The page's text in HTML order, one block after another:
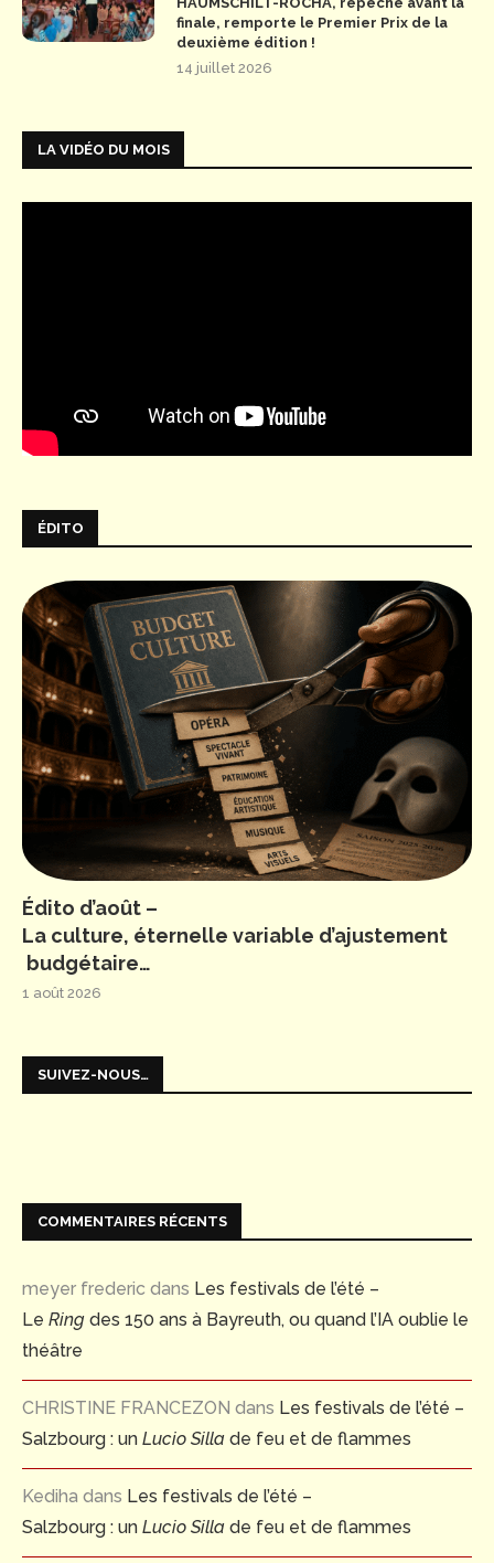
finale, remporte le Premier Prix de la
deuxième édition !
14 juillet 2026
LA VIDÉO DU MOIS
ÉDITO
Édito d’août –
La culture, éternelle variable d’ajustement
budgétaire…
1 août 2026
SUIVEZ-NOUS…
COMMENTAIRES RÉCENTS
meyer frederic dans Les festivals de l’été –
Le Ring des 150 ans à Bayreuth, ou quand l’IA oublie le
théâtre
CHRISTINE FRANCEZON dans Les festivals de l’été –
Salzbourg : un Lucio Silla de feu et de flammes
Kediha dans Les festivals de l’été –
Salzbourg : un Lucio Silla de feu et de flammes